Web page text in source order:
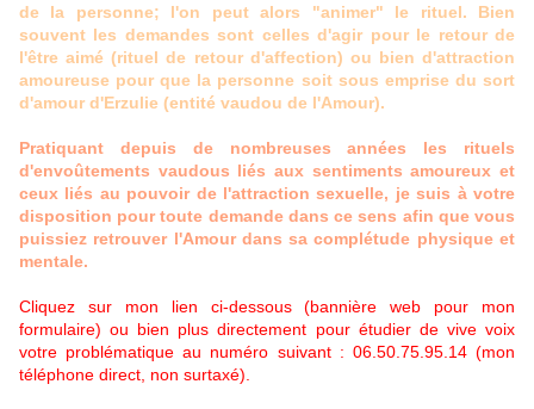
de la personne; l'on peut alors "animer" le rituel. Bien
souvent les demandes sont celles d'agir pour le retour de
l'être aimé (rituel de retour d'affection) ou bien d'attraction
amoureuse pour que la personne soit sous emprise du sort
d'amour d'Erzulie (entité vaudou de l'Amour).
Pratiquant depuis de nombreuses années les rituels
d'envoûtements vaudous liés aux sentiments amoureux et
ceux liés au pouvoir de l'attraction sexuelle, je suis à votre
disposition pour toute demande dans ce sens afin que vous
puissiez retrouver l'Amour dans sa complétude physique et
mentale.
Cliquez sur mon lien ci-dessous (bannière web pour mon
formulaire) ou bien plus directement pour étudier de vive voix
votre problématique au numéro suivant : 06.50.75.95.14 (mon
téléphone direct, non surtaxé).